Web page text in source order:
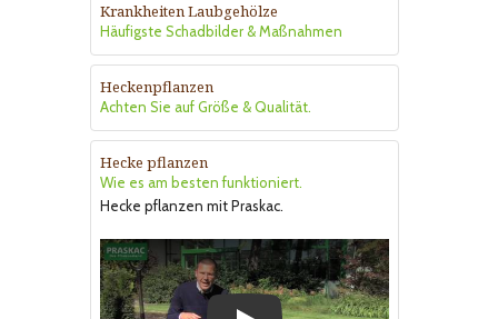
Krankheiten Laubgehölze
Häufigste Schadbilder & Maßnahmen
Heckenpflanzen
Achten Sie auf Größe & Qualität.
Hecke pflanzen
Wie es am besten funktioniert.
Hecke pflanzen mit Praskac.